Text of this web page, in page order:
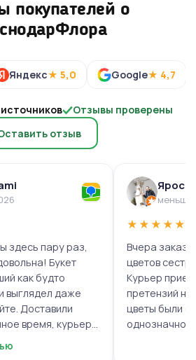
покупателей о
Яндекс★ 5,0 Google★ 4,7
Отзывы проверены
отзыв
здесь пару раз,
Букет
как будто
выглядел даже
Доставили
время, курьер
с тёплыми
меньше
★★★★★
Вчера
цветов
Курьер
претензий
цветы были
однозначно.